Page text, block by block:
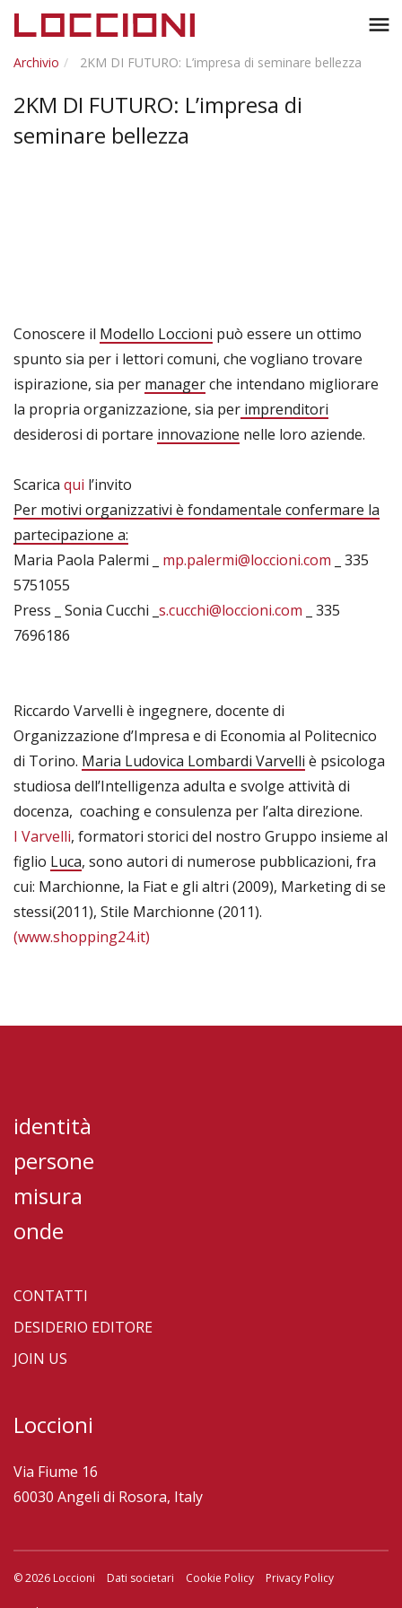
menu
Archivio 2KM DI FUTURO: L’impresa di seminare bellezza
2KM DI FUTURO: L’impresa di
seminare bellezza
Conoscere il Modello Loccioni può essere un ottimo
spunto sia per i lettori comuni, che vogliano trovare
ispirazione, sia per managerche intendano migliorare
la propria organizzazione, sia per imprenditori
desiderosi di portare innovazione nelle loro aziende.
Scarica qui l’invito
Per motivi organizzativi è fondamentale confermare la
partecipazione a:
Maria Paola Palermi _ mp.palermi@loccioni.com _ 335
5751055
Press _ Sonia Cucchi _ s.cucchi@loccioni.com _ 335
7696186
Riccardo Varvelli è ingegnere, docente di
Organizzazione d’Impresa e di Economia al Politecnico
di Torino. Maria Ludovica Lombardi Varvelli è psicologa
studiosa dell’Intelligenza adulta e svolge attività di
docenza, coaching e consulenza per l’alta direzione.
I Varvelli, formatori storici del nostro Gruppo insieme al
figlio Luca, sono autori di numerose pubblicazioni, fra
cui: Marchionne, la Fiat e gli altri (2009), Marketing di se
stessi(2011), Stile Marchionne (2011).
(www.shopping24.it)
identità
persone
misura
onde
CONTATTI
DESIDERIO EDITORE
JOIN US
Loccioni
Via Fiume 16
60030 Angeli di Rosora, Italy
© 2026 Loccioni Dati societari Cookie Policy Privacy Policy